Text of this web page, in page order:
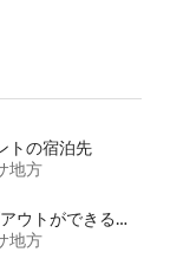
トの宿泊先
地方
スキーイン/アウトができる宿泊先
地方